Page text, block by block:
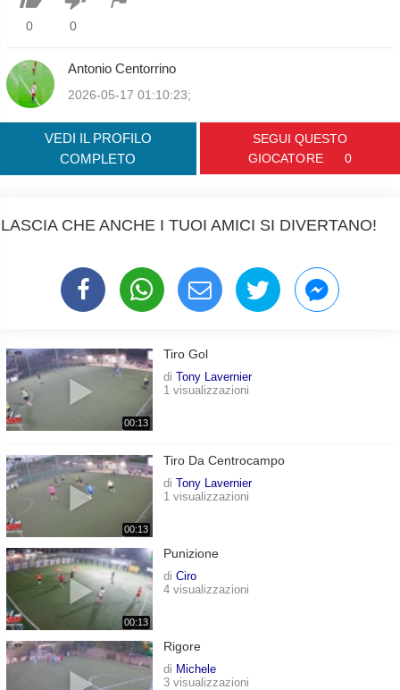
0 0
Antonio Centorrino
2026-05-17 01:10:23;
VEDI IL PROFILO
COMPLETO
SEGUI QUESTO
GIOCATORE
0
LASCIA CHE ANCHE I TUOI AMICI SI DIVERTANO!
00:13
Tiro Gol
di Tony Lavernier
1 visualizzazioni
00:13
Tiro Da Centrocampo
di Tony Lavernier
1 visualizzazioni
00:13
Punizione
di Ciro
4 visualizzazioni
Rigore
di Michele
3 visualizzazioni